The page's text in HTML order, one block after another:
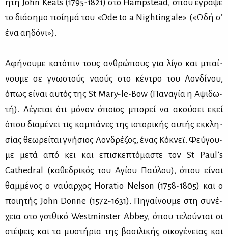
η­τή John Keats (1795-1821) στο Hampstead, όπου έγρα­ψε
το διά­ση­μο ποί­η­μά του «Ode to a Nightingale» («Ωδή σ’
ένα αη­δό­νι»).
Αφή­νου­με κα­τό­πιν τους αν­θρώ­πους για λί­γο και μπαί­
νου­με σε γνω­στούς να­ούς στο κέ­ντρο του Λον­δί­νου,
όπως εί­ναι αυ­τός της St Mary-le-Bow (Πα­να­γία η Αψι­δω­
τή). Λέ­γε­ται ότι μό­νον όποιος μπο­ρεί να ακού­σει εκεί
όπου δια­μέ­νει τις κα­μπά­νες της ιστο­ρι­κής αυ­τής εκ­κλη­
σί­ας θε­ω­ρεί­ται γνή­σιος Λον­δρέ­ζος, ένας Κό­κνεϊ. Φεύ­γου­
με με­τά από κει και επι­σκε­πτό­μα­στε τον St Paul’s
Cathedral (κα­θε­δρι­κός του Αγί­ου Παύ­λου), όπου εί­ναι
θαμ­μέ­νος ο ναύ­αρ­χος Horatio Nelson (1758-1805) και ο
ποι­η­τής John Donne (1572-1631). Πη­γαί­νου­με στη συ­νέ­
χεια στο γοτ­θι­κό Westminster Abbey, όπου τε­λού­νται οι
στέ­ψεις και τα μυ­στή­ρια της βα­σι­λι­κής οι­κο­γέ­νειας και